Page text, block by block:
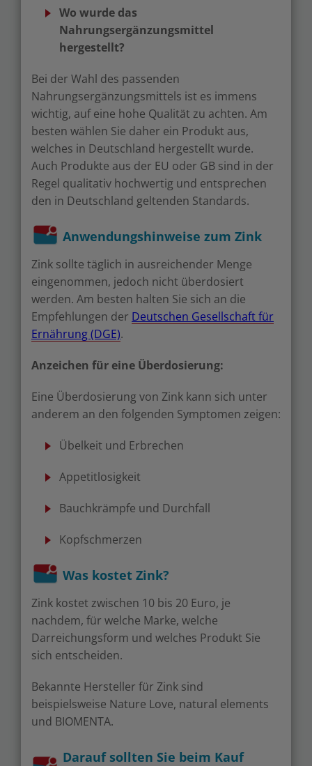
Wo wurde das
Nahrungsergänzungsmittel
hergestellt?
Bei der Wahl des passenden
Nahrungsergänzungsmittels ist es immens
wichtig, auf eine hohe Qualität zu achten. Am
besten wählen Sie daher ein Produkt aus,
welches in Deutschland hergestellt wurde.
Auch Produkte aus der EU oder GB sind in der
Regel qualitativ hochwertig und entsprechen
den in Deutschland geltenden Standards.
Anwendungshinweise zum Zink
Zink sollte täglich in ausreichender Menge
eingenommen, jedoch nicht überdosiert
werden. Am besten halten Sie sich an die
Empfehlungen der Deutschen Gesellschaft für
Ernährung (DGE).
Anzeichen für eine Überdosierung:
Eine Überdosierung von Zink kann sich unter
anderem an den folgenden Symptomen zeigen:
Übelkeit und Erbrechen
Appetitlosigkeit
Bauchkrämpfe und Durchfall
Kopfschmerzen
Was kostet Zink?
Zink kostet zwischen 10 bis 20 Euro, je
nachdem, für welche Marke, welche
Darreichungsform und welches Produkt Sie
sich entscheiden.
Bekannte Hersteller für Zink sind
beispielsweise Nature Love, natural elements
und BIOMENTA.
Darauf sollten Sie beim Kauf